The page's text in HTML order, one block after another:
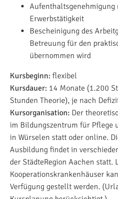
Erwerbstätigkeit
Bescheinigung des
Betreuung für den
übernommen wird
Kursbeginn: flexibel
Kursdauer: 14 Monate (1.200
Stunden Theorie), je nach
Kursorganisation: Der
im Bildungszentrum für Pflege
in Würselen statt oder online.
Ausbildung findet in
der StädteRegion Aachen statt.
Kooperationskrankenhäuser
Verfügung gestellt werden.